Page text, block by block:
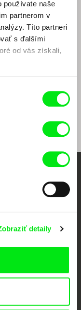
používate naše
partnerom v
Títo partneri
s ďalšími
od vás získali,
detaily
siedmich významných